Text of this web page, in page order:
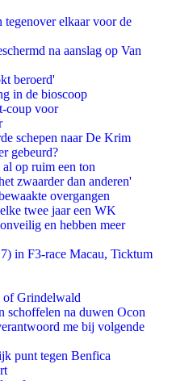
elkaar voor de
na aanslag op Van
beroerd'
in de bioscoop
coup voor
schepen naar De Krim
gebeurd?
op ruim een ton
zwaarder dan anderen'
overgangen
twee jaar een WK
en hebben meer
in F3-race Macau, Ticktum
of Grindelwald
schoffelen na duwen Ocon
me bij volgende
punt tegen Benfica